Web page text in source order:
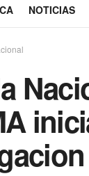
NOTICIAS